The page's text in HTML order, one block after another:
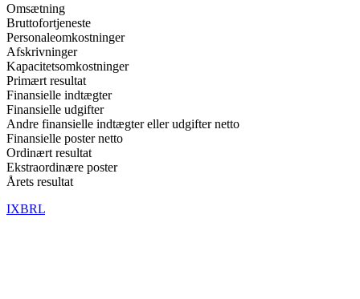
Omsætning
Bruttofortjeneste
Personaleomkostninger
Afskrivninger
Kapacitetsomkostninger
Primært resultat
Finansielle indtægter
Finansielle udgifter
Andre finansielle indtægter eller udgifter netto
Finansielle poster netto
Ordinært resultat
Ekstraordinære poster
Årets resultat
IXBRL